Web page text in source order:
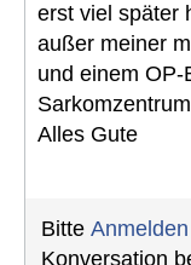
erst viel später
außer meiner
und einem OP-
Alles Gute
Bitte Anmelden
Konversation